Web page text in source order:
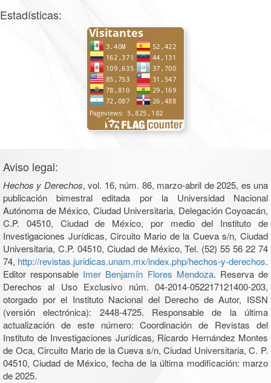
Estadísticas:
Aviso legal:
Hechos y Derechos, vol. 16, núm. 86, marzo-abril de 2025, es una
publicación bimestral editada por la Universidad Nacional
Autónoma de México, Ciudad Universitaria, Delegación Coyoacán,
C.P. 04510, Ciudad de México, por medio del Instituto de
Investigaciones Jurídicas, Circuito Mario de la Cueva s/n, Ciudad
Universitaria, C.P. 04510, Ciudad de México, Tel. (52) 55 56 22 74
74, http://revistas.juridicas.unam.mx/index.php/hechos-y-derechos.
Editor responsable Imer Benjamín Flores Mendoza. Reserva de
Derechos al Uso Exclusivo núm. 04-2014-052217121400-203,
otorgado por el Instituto Nacional del Derecho de Autor, ISSN
(versión electrónica): 2448-4725. Responsable de la última
actualización de este número: Coordinación de Revistas del
Instituto de Investigaciones Jurídicas, Ricardo Hernández Montes
de Oca, Circuito Mario de la Cueva s/n, Ciudad Universitaria, C. P.
04510, Ciudad de México, fecha de la última modificación: marzo
de 2025.